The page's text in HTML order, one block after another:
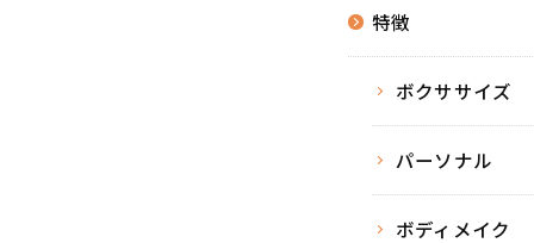
特徴
ボクササイズ
パーソナル
ボディメイク